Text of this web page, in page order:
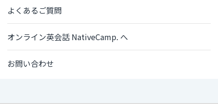
よくあるご質問
オンライン英会話 NativeCamp. へ
お問い合わせ